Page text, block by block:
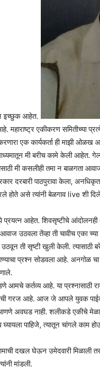
इच्छुक आहेत.
महाराष्ट्र एकीकरण समितीच्या
एक कार्यकर्ता ही माझी ओळख
मी बरीच कामे केली आहेत.
मी कसलीही तमा न बाळगता
दरबारी पाठपुरावा केला,
होते असे त्यांनी बेळगाव live शी
प्रयत्न आहेत. शिवसृष्टीचे आंदोलनही
उठवला तेंव्हा ती चावीच एका
ती सृष्टी खुली केली.
प्रश्न सोडवला आहे.
आमचे कर्तव्य आहे. या प्रश्नासाठी
गरज आहे. आज जे आपले युवक
अवघड नाही. शलीकडे एकीचे
पाहिजे, त्यातून चांगले काम
दखल घेऊन उमेदवारी
मांडली.